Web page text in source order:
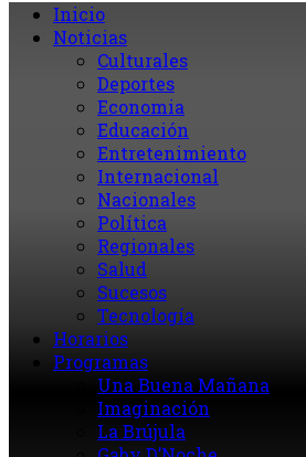
Inicio
Noticias
Culturales
Deportes
Economia
Educación
Entretenimiento
Internacional
Nacionales
Política
Regionales
Salud
Sucesos
Tecnología
Horarios
Programas
Una Buena Mañana
Imaginación
La Brújula